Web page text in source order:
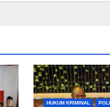
HUKUM KRIMINAL